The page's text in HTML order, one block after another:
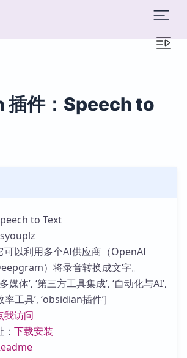
插件：Speech to
to Text
可以利用多个AI供应商（OpenAI
）将录音转换成文字。
媒体’, ‘第三方工具集成’, ‘自动化与AI’,
率工具’, ‘obsidian插件’]
我访问
下载安装